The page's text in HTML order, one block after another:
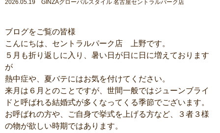
2026.05.19 GINZAグローバルスタイル 名古屋セントラルパーク店
ブログをご覧の皆様
こんにちは、セントラルパーク店 上野です。
５月も折り返しに入り、暑い日が日に日に増えております
が
熱中症や、夏バテにはお気を付けてください。
来月は６月とのことですが、世間一般ではジューンブライ
ドと呼ばれる結婚式が多くなってくる季節でございます。
お呼ばれの方や、ご自身で挙式を上げる方など、３者３様
の物が欲しい時期ではあります。